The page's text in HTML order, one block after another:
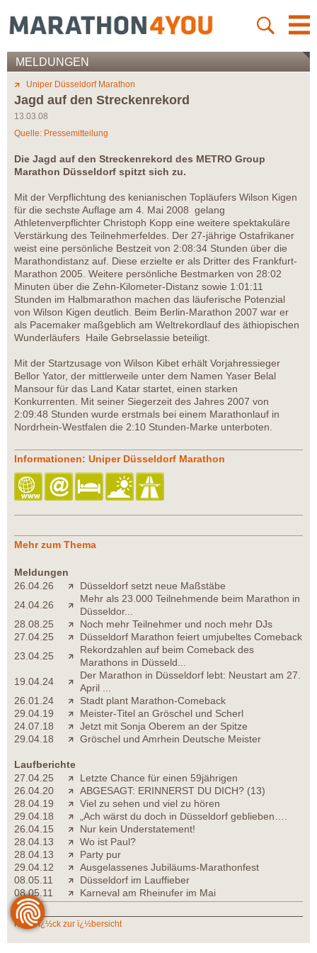
MELDUNGEN
Uniper Düsseldorf Marathon
Jagd auf den Streckenrekord
13.03.08
Quelle: Pressemitteilung
Die Jagd auf den Streckenrekord des METRO Group
Marathon Düsseldorf spitzt sich zu.
Mit der Verpflichtung des kenianischen Topläufers Wilson Kigen
für die sechste Auflage am 4. Mai 2008 gelang
Athletenverpflichter Christoph Kopp eine weitere spektakuläre
Verstärkung des Teilnehmerfeldes. Der 27-jährige Ostafrikaner
weist eine persönliche Bestzeit von 2:08:34 Stunden über die
Marathondistanz auf. Diese erzielte er als Dritter des Frankfurt-
Marathon 2005. Weitere persönliche Bestmarken von 28:02
Minuten über die Zehn-Kilometer-Distanz sowie 1:01:11
Stunden im Halbmarathon machen das läuferische Potenzial
von Wilson Kigen deutlich. Beim Berlin-Marathon 2007 war er
als Pacemaker maßgeblich am Weltrekordlauf des äthiopischen
Wunderläufers Haile Gebrselassie beteiligt.
Mit der Startzusage von Wilson Kibet erhält Vorjahressieger
Bellor Yator, der mittlerweile unter dem Namen Yaser Belal
Mansour für das Land Katar startet, einen starken
Konkurrenten. Mit seiner Siegerzeit des Jahres 2007 von
2:09:48 Stunden wurde erstmals bei einem Marathonlauf in
Nordrhein-Westfalen die 2:10 Stunden-Marke unterboten.
Informationen: Uniper Düsseldorf Marathon
Mehr zum Thema
Meldungen
26.04.26
Düsseldorf setzt neue Maßstäbe
24.04.26
Mehr als 23.000 Teilnehmende beim Marathon in
Düsseldor...
28.08.25
Noch mehr Teilnehmer und noch mehr DJs
27.04.25
Düsseldorf Marathon feiert umjubeltes Comeback
23.04.25
Rekordzahlen auf beim Comeback des
Marathons in Düsseld...
19.04.24
Der Marathon in Düsseldorf lebt: Neustart am 27.
April ...
26.01.24
Stadt plant Marathon-Comeback
29.04.19
Meister-Titel an Gröschel und Scherl
24.07.18
Jetzt mit Sonja Oberem an der Spitze
29.04.18
Gröschel und Amrhein Deutsche Meister
Laufberichte
27.04.25
Letzte Chance für einen 59jährigen
26.04.20
ABGESAGT: ERINNERST DU DICH? (13)
28.04.19
Viel zu sehen und viel zu hören
29.04.18
„Ach wärst du doch in Düsseldorf geblieben….
26.04.15
Nur kein Understatement!
28.04.13
Wo ist Paul?
28.04.13
Party pur
29.04.12
Ausgelassenes Jubiläums-Marathonfest
08.05.11
Düsseldorf im Lauffieber
08.05.11
Karneval am Rheinufer im Mai
zurï¿½ck zur ï¿½bersicht